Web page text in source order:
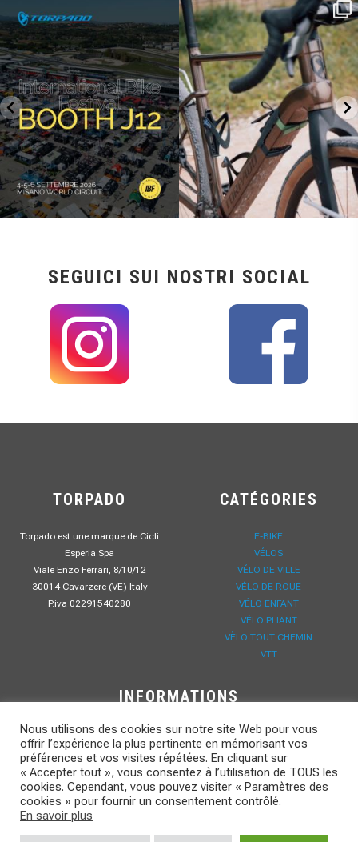
IBF sta per...
17 1
Kepler R è la gravel pensata per affrontare
lunghe...
27 0
SEGUICI SUI NOSTRI SOCIAL
TORPADO
Torpado est une marque de Cicli
Esperia Spa
Viale Enzo Ferrari, 8/10/12
30014 Cavarzere (VE) Italy
P.iva 02291540280
CATÉGORIES
E-BIKE
VÉLOS
VÉLO DE VILLE
VÉLO DE ROUE
VÉLO ENFANT
VÉLO PLIANT
VÈLO TOUT CHEMIN
VTT
INFORMATIONS
B2B
POLITIQUE DE CONFIDENTIALITÉ
LAVORA CON NOI
CONTACTEZ-NOUS
CONTACTEZ-NOUS
NOUVELLES
Nous utilisons des cookies sur notre site Web pour vous
offrir l’expérience la plus pertinente en mémorisant vos
préférences et vos visites répétées. En cliquant sur
« Accepter tout », vous consentez à l’utilisation de TOUS les
cookies. Cependant, vous pouvez visiter « Paramètres des
cookies » pour fournir un consentement contrôlé.
En savoir plus